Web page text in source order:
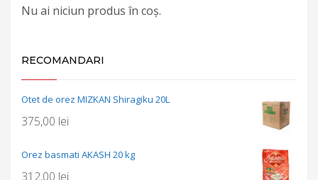
Nu ai niciun produs în coș.
RECOMANDARI
Otet de orez MIZKAN Shiragiku 20L
375,00 lei
Orez basmati AKASH 20 kg
312,00 lei